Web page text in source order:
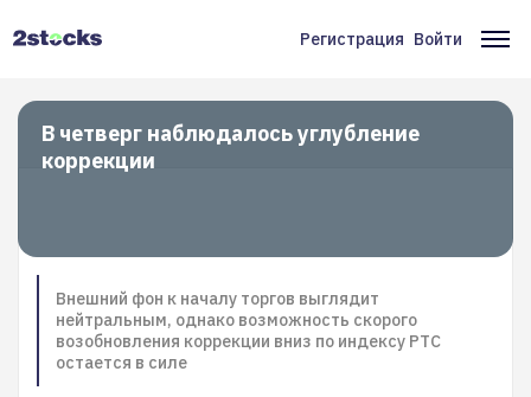
Меню
учётной
записи
Регистрация Войти
В четверг наблюдалось углубление
коррекции
Внешний фон к началу торгов выглядит
нейтральным, однако возможность скорого
возобновления коррекции вниз по индексу РТС
остается в силе